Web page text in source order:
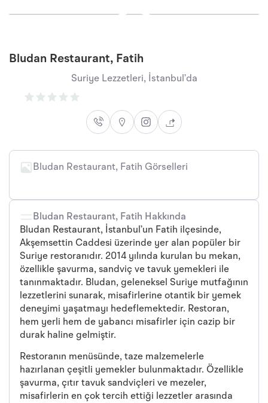
Bludan Restaurant, Fatih
Suriye Lezzetleri, İstanbul’da
Bludan Restaurant, Fatih Görselleri
Bludan Restaurant, Fatih Hakkında
Bludan Restaurant, İstanbul’un Fatih ilçesinde,
Akşemsettin Caddesi üzerinde yer alan popüler bir
Suriye restoranıdır. 2014 yılında kurulan bu mekan,
özellikle şavurma, sandviç ve tavuk yemekleri ile
tanınmaktadır. Bludan, geleneksel Suriye mutfağının
lezzetlerini sunarak, misafirlerine otantik bir yemek
deneyimi yaşatmayı hedeflemektedir. Restoran,
hem yerli hem de yabancı misafirler için cazip bir
durak haline gelmiştir.
Restoranın menüsünde, taze malzemelerle
hazırlanan çeşitli yemekler bulunmaktadır. Özellikle
şavurma, çıtır tavuk sandviçleri ve mezeler,
misafirlerin en çok tercih ettiği lezzetler arasında